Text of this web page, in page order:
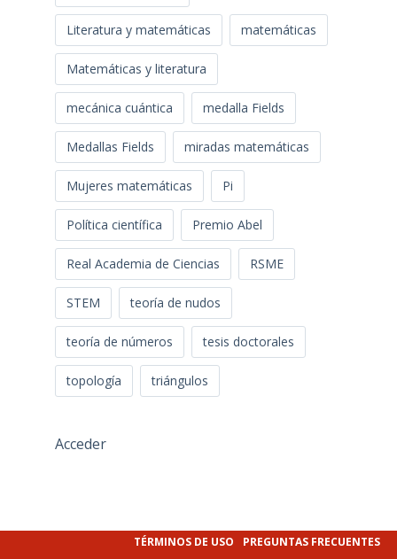
Literatura y matemáticas matemáticas
Matemáticas y literatura
mecánica cuántica medalla Fields
Medallas Fields miradas matemáticas
Mujeres matemáticas Pi
Política científica Premio Abel
Real Academia de Ciencias RSME
STEM teoría de nudos
teoría de números tesis doctorales
topología triángulos
Acceder
TÉRMINOS DE USO PREGUNTAS FRECUENTES